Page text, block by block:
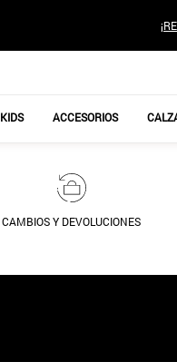
KIDS ACCESORIOS
CAMBIOS Y DEVOLUCIONES